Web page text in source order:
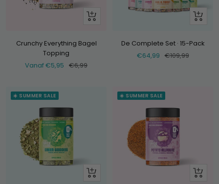
Bekijk
Crunchy Everything Bagel
Topping
Verkoopprijs
Vanaf €5,95 Normale
€6,99
+
De Complete Set · 15-Pack
Verkoopprijs
€64,99 Normale
€109,99
☀️ SUMMER SALE
Bekijk
☀️ SUMMER SALE
Bekijk